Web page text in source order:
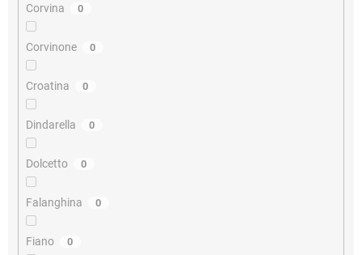
Corvina 0
Corvinone 0
Croatina 0
Dindarella 0
Dolcetto 0
Falanghina 0
Fiano 0